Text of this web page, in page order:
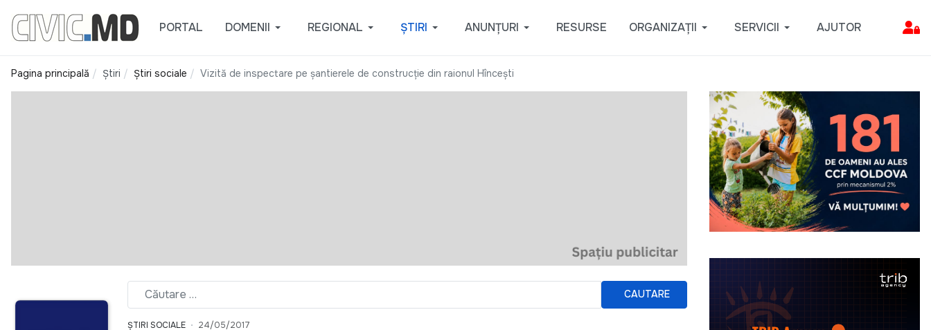
PORTAL DOMENII REGIONAL ȘTIRI ANUNȚURI RESURSE ORGANIZAȚII SERVICII AJUTOR
Pagina principală Știri Știri sociale Vizită de inspectare pe șantierele de construcție din raionul Hîncești
CAUTARE
ȘTIRI SOCIALE 24/05/2017